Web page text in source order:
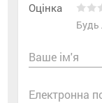
Оцінка
Будь
Ваше ім'я
Електронна